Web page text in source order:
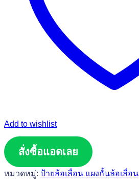
Add to wishlist
สั่งซื้อแอดเลย
หมวดหมู่: ป้ายล้อเลื่อน แผงกั้นล้อเลื่อน